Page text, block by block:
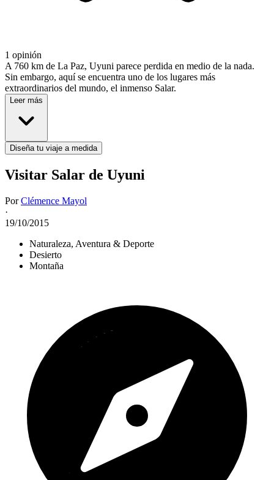
1 opinión
A 760 km de La Paz, Uyuni parece perdida en medio de la nada.
Sin embargo, aquí se encuentra uno de los lugares más
extraordinarios del mundo, el inmenso Salar.
Leer más
Diseña tu viaje a medida
Visitar Salar de Uyuni
PorClémence Mayol
·
19/10/2015
Naturaleza, Aventura & Deporte
Desierto
Montaña